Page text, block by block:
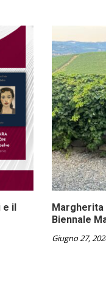
e il
Margherita
Biennale
Giugno 27,